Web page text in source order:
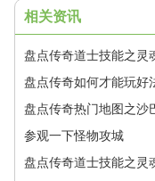
相关资讯
盘点传奇道士技能之灵
盘点传奇如何才能玩好
盘点传奇热门地图之沙
参观一下怪物攻城
盘点传奇道士技能之灵